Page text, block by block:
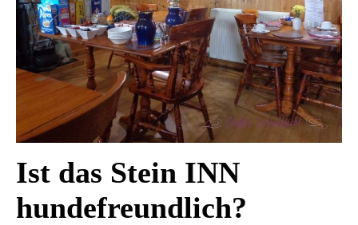
Ist das Stein INN
hundefreundlich?